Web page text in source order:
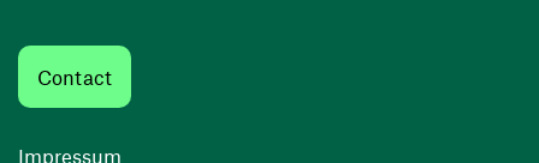
Contact
Impressum